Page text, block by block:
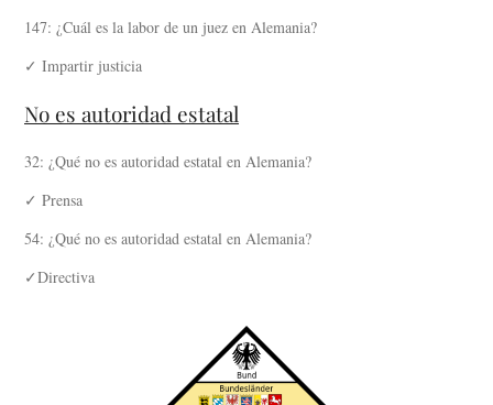
147: ¿Cuál es la labor de un juez en Alemania?
✓ Impartir justicia
No es autoridad estatal
32: ¿Qué no es autoridad estatal en Alemania?
✓ Prensa
54: ¿Qué no es autoridad estatal en Alemania?
✓Directiva